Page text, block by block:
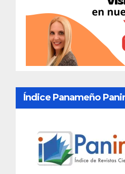
Índice Panameño